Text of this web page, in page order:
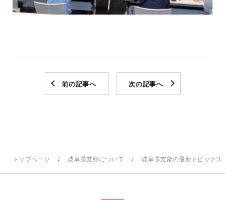
前の記事へ 次の記事へ
トップページ 岐阜県支部について 岐阜県支部の最新トピックス